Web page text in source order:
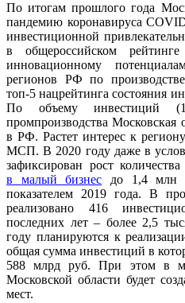
По итогам прошлого года
пандемию коронавируса
инвестиционной
в общероссийском
инновационному
регионов РФ по
топ-5 нацрейтинга состояния
По объему инвестиций
промпроизводства Московская
в РФ. Растет интерес к
МСП. В 2020 году даже в
зафиксирован рост
в
малый бизнес до 1,4 млн
показателем 2019 года. В
реализовано 416
последних лет – более 2,5
году планируются к
общая сумма инвестиций в
588 млрд руб. При этом в
Московской области будет
мест.